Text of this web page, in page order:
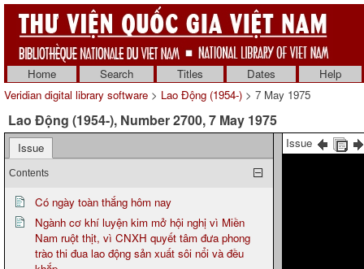
Home Search Titles Dates
Help
Veridian digital library software > Lao Động (1954-) > 7 May 1975
Lao Động (1954-), Number 2700, 7 May 1975
Issue
Contents
Có ngày toàn thắng hôm nay
Ngành cơ khí luyện kim mở hội nghị vì Miền
Nam ruột thịt, vì CNXH quyết tâm đưa phong
trào thi đua lao động sản xuất sôi nổi và đều
Issue